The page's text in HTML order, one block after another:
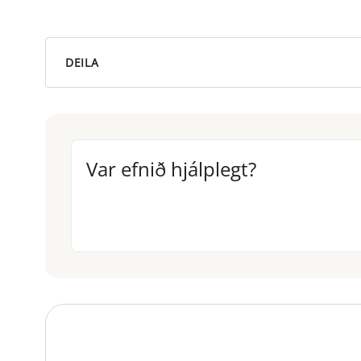
DEILA
Var efnið hjálplegt?
Var efnið hjálplegt?